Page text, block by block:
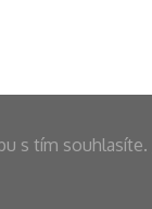
s tím souhlasíte.